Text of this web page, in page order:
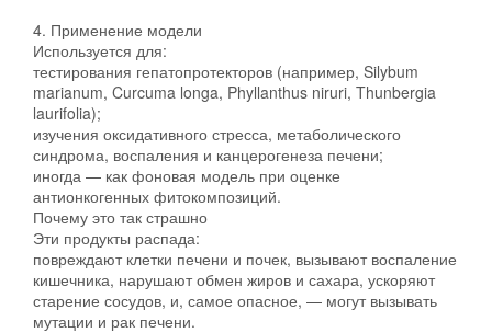
4. Применение модели
Используется для:
тестирования гепатопротекторов (например, Silybum
marianum, Curcuma longa, Phyllanthus niruri, Thunbergia
laurifolia);
изучения оксидативного стресса, метаболического
синдрома, воспаления и канцерогенеза печени;
иногда — как фоновая модель при оценке
антионкогенных фитокомпозиций.
Почему это так страшно
Эти продукты распада:
повреждают клетки печени и почек, вызывают воспаление
кишечника, нарушают обмен жиров и сахара, ускоряют
старение сосудов, и, самое опасное, — могут вызывать
мутации и рак печени.